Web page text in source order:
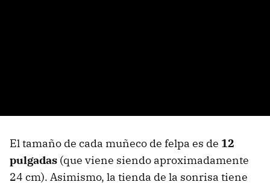
El tamaño de cada muñeco de felpa es de 12
pulgadas (que viene siendo aproximadamente
24 cm). Asimismo, la tienda de la sonrisa tiene